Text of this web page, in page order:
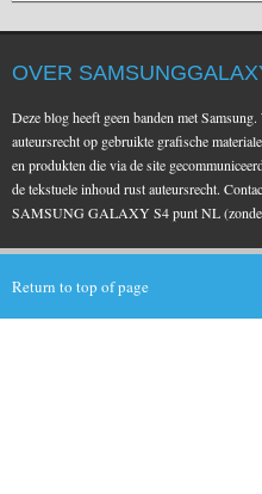
OVER
Deze blog heeft geen banden met
auteursrecht op gebruikte grafische
en produkten die via de site
de tekstuele inhoud rust auteursrecht.
SAMSUNG GALAXY S4 punt NL
Return to top of page